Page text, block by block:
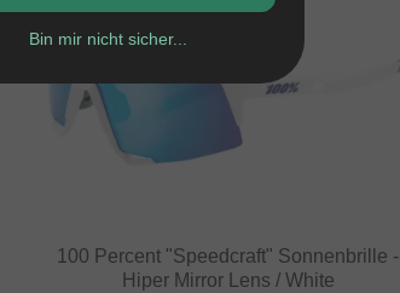
100 Percent "Speedcraft" Sonnenbrille -
Hiper Mirror Lens / White
Bin mir nicht sicher...